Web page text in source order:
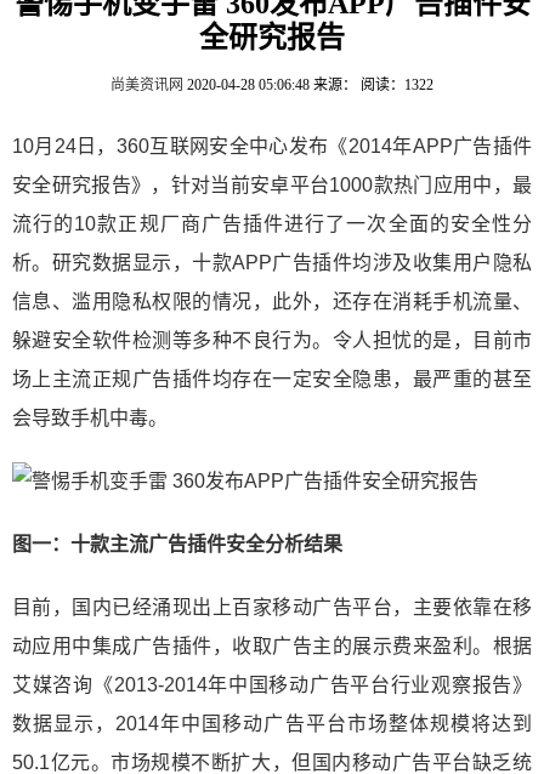
全研究报告
尚美资讯网 2020-04-28 05:06:48 来源： 阅读：1322
10月24日，360互联网安全中心发布《2014年APP广告插件
安全研究报告》，针对当前安卓平台1000款热门应用中，最
流行的10款正规厂商广告插件进行了一次全面的安全性分
析。研究数据显示，十款APP广告插件均涉及收集用户隐私
信息、滥用隐私权限的情况，此外，还存在消耗手机流量、
躲避安全软件检测等多种不良行为。令人担忧的是，目前市
场上主流正规广告插件均存在一定安全隐患，最严重的甚至
会导致手机中毒。
图一：十款主流广告插件安全分析结果
目前，国内已经涌现出上百家移动广告平台，主要依靠在移
动应用中集成广告插件，收取广告主的展示费来盈利。根据
艾媒咨询《2013-2014年中国移动广告平台行业观察报告》
数据显示，2014年中国移动广告平台市场整体规模将达到
50.1亿元。市场规模不断扩大，但国内移动广告平台缺乏统